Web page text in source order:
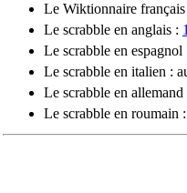
Le Wiktionnaire
Le scrabble en anglais :
Le scrabble en espagnol
Le scrabble en italien :
Le scrabble en
Le scrabble en roumain :